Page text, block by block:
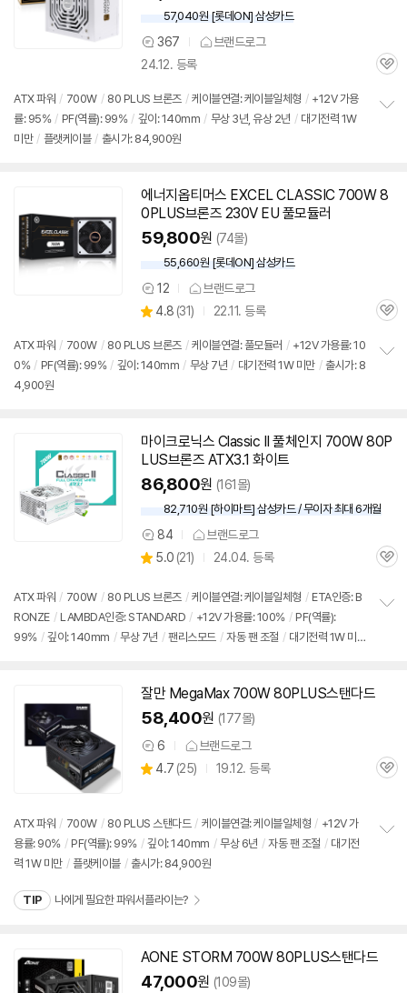
57,040원 [롯데ON] 삼성카드
상
품
견
367
브랜드로그
24.12. 등록
관
ATX 파워 / 700W / 80 PLUS 브론즈 / 케이블연결: 케이블일체형 / +12V 가용
률: 95% / PF(역률): 99% / 깊이: 140mm / 무상 3년, 유상 2년 / 대기전력 1W
미만 / 플랫케이블 / 출시가: 84,900원
기
에너지옵티머스 EXCEL CLASSIC 700W 8
0PLUS브론즈 230V EU 풀모듈러
59,800원 (74몰)
55,660원 [롯데ON] 삼성카드
상
품
견
12 브랜드로그
별
점
4.8 (상
리
뷰
31) 22.11. 등록
관
ATX 파워 / 700W / 80 PLUS 브론즈 / 케이블연결: 풀모듈러 / +12V 가용률: 10
0% / PF(역률): 99% / 깊이: 140mm / 무상 7년 / 대기전력 1W 미만 / 출시가: 8
4,900원
기
마이크로닉스 Classic II 풀체인지 700W 80P
LUS브론즈 ATX3.1 화이트
86,800원 (161몰)
82,710원 [하이마트] 삼성카드 / 무이자 최대 6개월
상
품
견
84 브랜드로그
별
5.0 (상
리
뷰
21) 24.04. 등록
관
ATX 파워 / 700W / 80 PLUS 브론즈 / 케이블연결: 케이블일체형 / ETA인증: B
RONZE / LAMBDA인증: STANDARD / +12V 가용률: 100% / PF(역률):
99% / 깊이: 140mm / 무상 7년 / 팬리스모드 / 자동 팬 조절 / 대기전력 1W 미
잘만 MegaMax 700W 80PLUS스탠다드
58,400원 (177몰)
상
품
6 브랜드로그
별
4.7 (상
뷰
25) 19.12. 등록
관
ATX 파워 / 700W / 80 PLUS 스탠다드 / 케이블연결: 케이블일체형 / +12V 가
용률: 90% / PF(역률): 99% / 깊이: 140mm / 무상 6년 / 자동 팬 조절 / 대기전
력 1W 미만 / 플랫케이블 / 출시가: 84,900원
TIP 나에게 필요한 파워서플라이는?
AONE STORM 700W 80PLUS스탠다드
47,000원 (109몰)